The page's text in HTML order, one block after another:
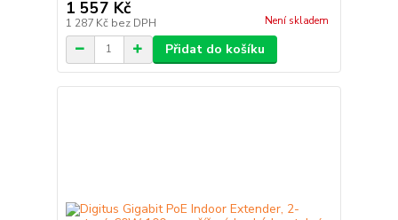
1 557 Kč
1 287 Kč bez DPH Není skladem
Přidat do košíku